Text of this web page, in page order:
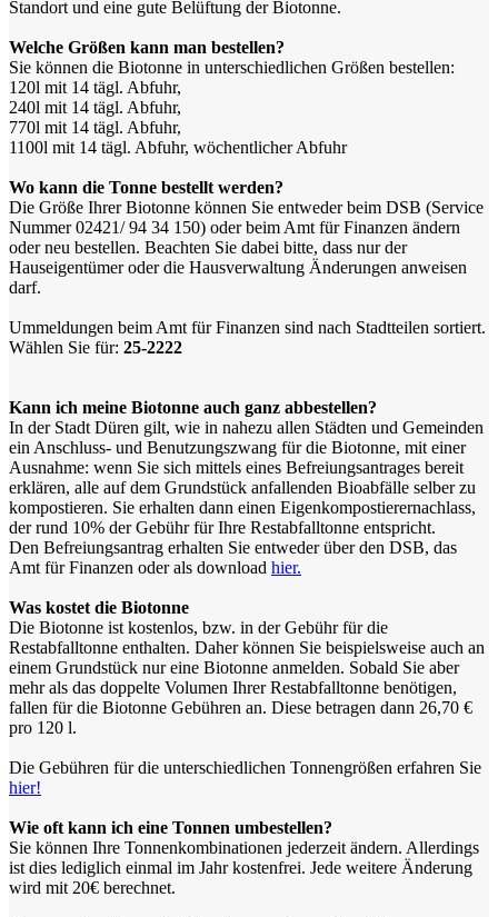
Standort und eine gute Belüftung der Biotonne.
Welche Größen kann man bestellen?
Sie können die Biotonne in unterschiedlichen Größen bestellen:
120l mit 14 tägl. Abfuhr,
240l mit 14 tägl. Abfuhr,
770l mit 14 tägl. Abfuhr,
1100l mit 14 tägl. Abfuhr, wöchentlicher Abfuhr
Wo kann die Tonne bestellt werden?
Die Größe Ihrer Biotonne können Sie entweder beim DSB (Service
Nummer 02421/ 94 34 150) oder beim Amt für Finanzen ändern
oder neu bestellen. Beachten Sie dabei bitte, dass nur der
Hauseigentümer oder die Hausverwaltung Änderungen anweisen
darf.
Ummeldungen beim Amt für Finanzen sind nach Stadtteilen sortiert.
Wählen Sie für: 25-2222
Kann ich meine Biotonne auch ganz abbestellen?
In der Stadt Düren gilt, wie in nahezu allen Städten und Gemeinden
ein Anschluss- und Benutzungszwang für die Biotonne, mit einer
Ausnahme: wenn Sie sich mittels eines Befreiungsantrages bereit
erklären, alle auf dem Grundstück anfallenden Bioabfälle selber zu
kompostieren. Sie erhalten dann einen Eigenkompostierernachlass,
der rund 10% der Gebühr für Ihre Restabfalltonne entspricht.
Den Befreiungsantrag erhalten Sie entweder über den DSB, das
Amt für Finanzen oder als download hier.
Was kostet die Biotonne
Die Biotonne ist kostenlos, bzw. in der Gebühr für die
Restabfalltonne enthalten. Daher können Sie beispielsweise auch an
einem Grundstück nur eine Biotonne anmelden. Sobald Sie aber
mehr als das doppelte Volumen Ihrer Restabfalltonne benötigen,
fallen für die Biotonne Gebühren an. Diese betragen dann 26,70 €
pro 120 l.
Die Gebühren für die unterschiedlichen Tonnengrößen erfahren Sie
hier!
Wie oft kann ich eine Tonnen umbestellen?
Sie können Ihre Tonnenkombinationen jederzeit ändern. Allerdings
ist dies lediglich einmal im Jahr kostenfrei. Jede weitere Änderung
wird mit 20€ berechnet.